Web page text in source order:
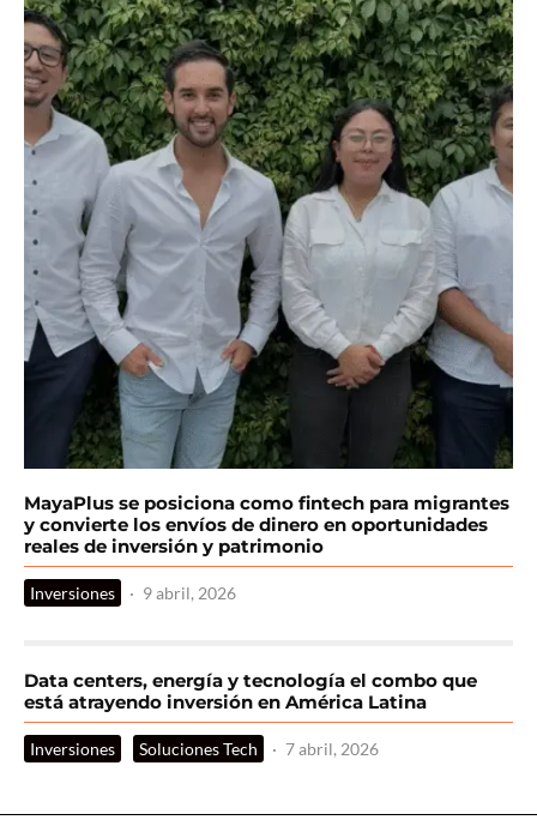
MayaPlus se posiciona como fintech para migrantes
y convierte los envíos de dinero en oportunidades
reales de inversión y patrimonio
Inversiones · 9 abril, 2026
Data centers, energía y tecnología el combo que
está atrayendo inversión en América Latina
Inversiones Soluciones Tech · 7 abril, 2026